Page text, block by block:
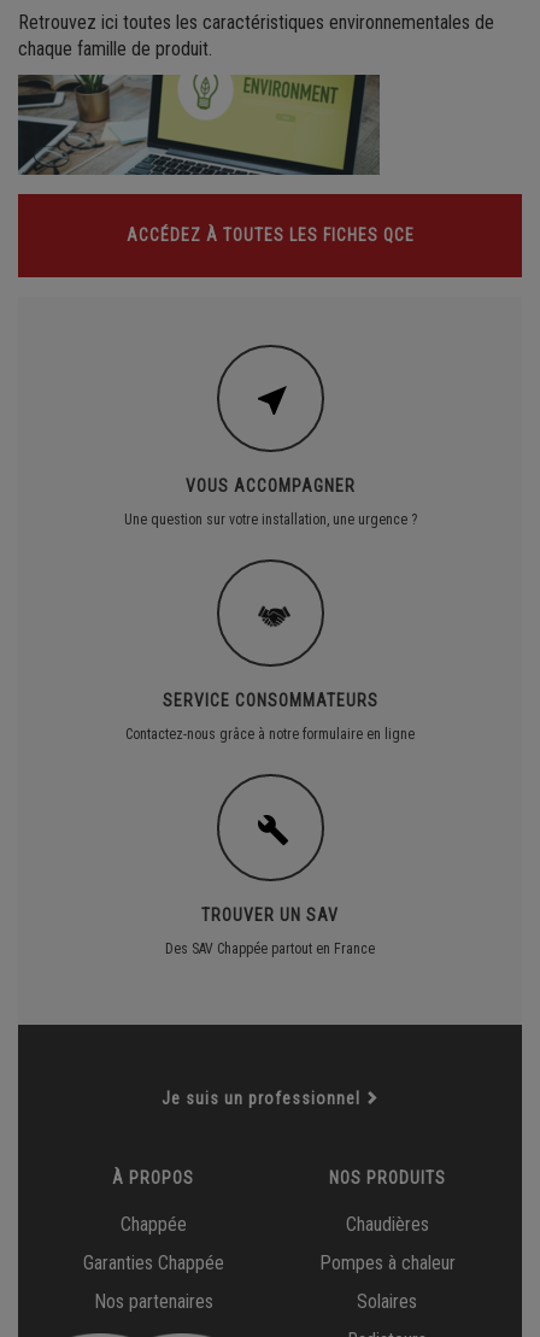
Retrouvez ici toutes les caractéristiques environnementales de
chaque famille de produit.
ACCÉDEZ À TOUTES LES FICHES QCE
VOUS ACCOMPAGNER
Une question sur votre installation, une urgence ?
SERVICE CONSOMMATEURS
Contactez-nous grâce à notre formulaire en ligne
TROUVER UN SAV
Des SAV Chappée partout en France
Je suis un professionnel
À PROPOS
Chappée
Garanties Chappée
Nos partenaires
NOS PRODUITS
Chaudières
Pompes à chaleur
Solaires